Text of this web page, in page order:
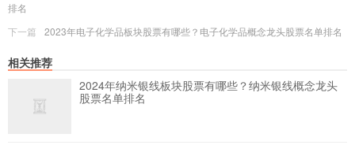
排名
下一篇
2023年电子化学品板块股票有哪些？电子化学品概念龙头股票名单排名
相关推荐
2024年纳米银线板块股票有哪些？纳米银线概念龙头
股票名单排名